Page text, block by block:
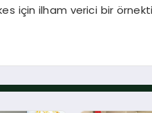
için ilham verici bir